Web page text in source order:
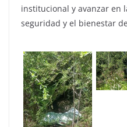
institucional y avanzar en
seguridad y el bienestar